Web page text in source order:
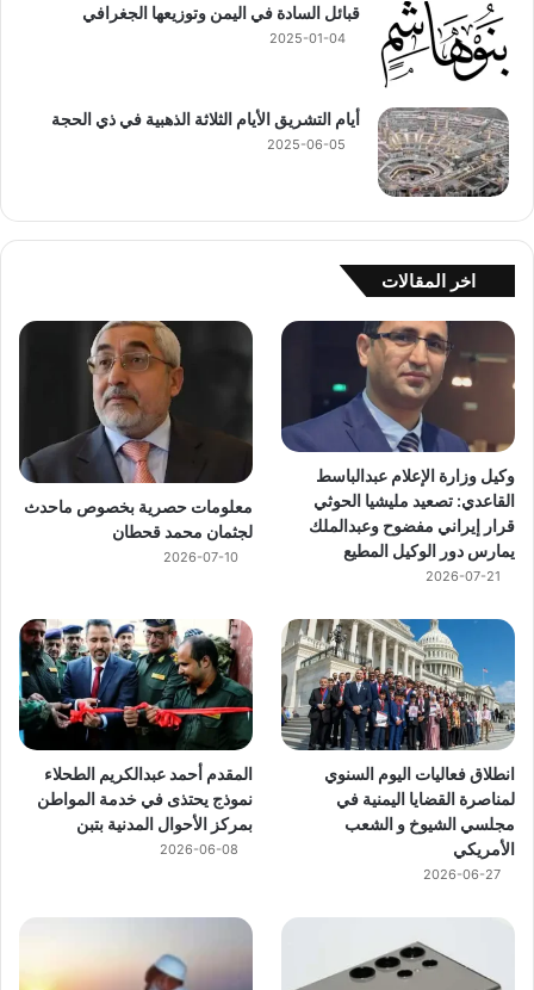
قبائل السادة في اليمن وتوزيعها الجغرافي
2025-01-04
أيام التشريق الأيام الثلاثة الذهبية في ذي الحجة
2025-06-05
اخر المقالات
وكيل وزارة الإعلام عبدالباسط
القاعدي: تصعيد مليشيا الحوثي
قرار إيراني مفضوح وعبدالملك
يمارس دور الوكيل المطيع
2026-07-21
معلومات حصرية بخصوص ماحدث
لجثمان محمد قحطان
2026-07-10
انطلاق فعاليات اليوم السنوي
لمناصرة القضايا اليمنية في
مجلسي الشيوخ و الشعب
الأمريكي
2026-06-27
المقدم أحمد عبدالكريم الطحلاء
نموذج يحتذى في خدمة المواطن
بمركز الأحوال المدنية بتبن
2026-06-08